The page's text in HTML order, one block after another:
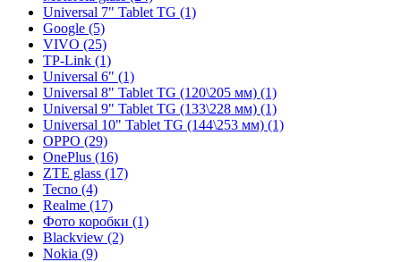
Universal 7" Tablet TG (1)
Google (5)
VIVO (25)
TP-Link (1)
Universal 6" (1)
Universal 8" Tablet TG (120\205 мм) (1)
Universal 9" Tablet TG (133\228 мм) (1)
Universal 10" Tablet TG (144\253 мм) (1)
OPPO (29)
OnePlus (16)
ZTE glass (17)
Tecno (4)
Realme (17)
Фото коробки (1)
Blackview (2)
Nokia (9)